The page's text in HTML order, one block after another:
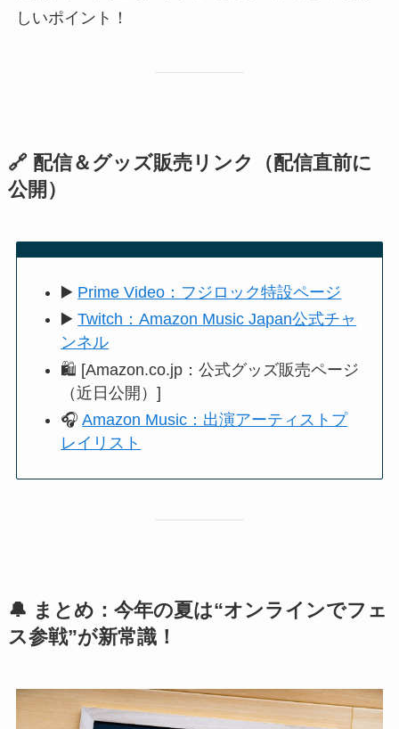
しいポイント！
🔗 配信＆グッズ販売リンク（配信直前に
公開）
▶️ Prime Video：フジロック特設ページ
▶️Twitch：Amazon Music Japan公式チャ
ンネル
🛍 [Amazon.co.jp：公式グッズ販売ページ
（近日公開）]
🎧Amazon Music：出演アーティストプ
レイリスト
🔔 まとめ：今年の夏は“オンラインでフェ
ス参戦”が新常識！